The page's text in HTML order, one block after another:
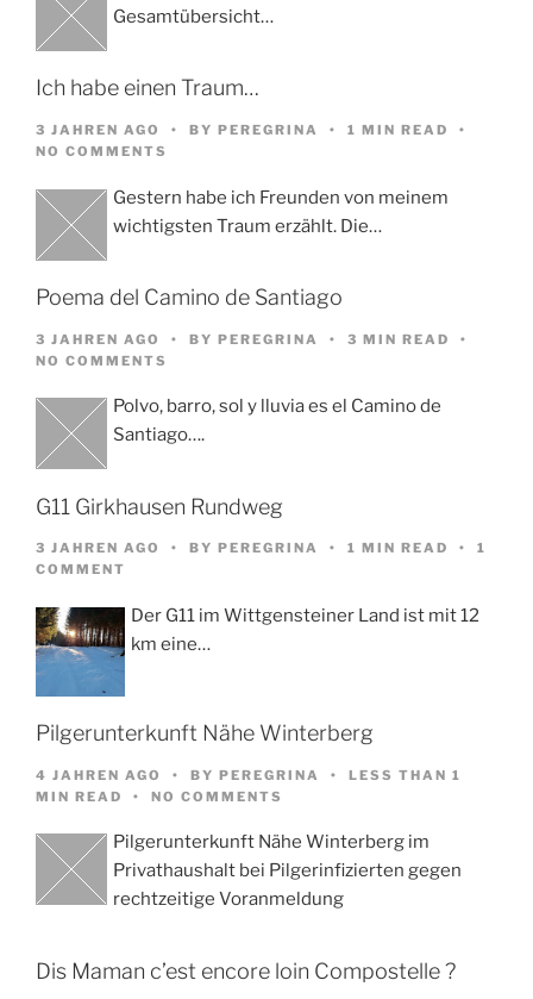
Gesamtübersicht…
Ich habe einen Traum…
3 JAHREN AGO BY PEREGRINA
1 MIN READ
NO COMMENTS
Gestern habe ich Freunden von meinem
wichtigsten Traum erzählt. Die…
Poema del Camino de Santiago
3 JAHREN AGO BY PEREGRINA
3 MIN READ
NO COMMENTS
Polvo, barro, sol y lluvia es el Camino de
Santiago….
G11 Girkhausen Rundweg
3 JAHREN AGO BY PEREGRINA 1 MIN READ
1
COMMENT
Der G11 im Wittgensteiner Land ist mit 12
km eine…
Pilgerunterkunft Nähe Winterberg
4 JAHREN AGO BY PEREGRINA
LESS THAN 1
MIN READ
NO COMMENTS
Pilgerunterkunft Nähe Winterberg im
Privathaushalt bei Pilgerinfizierten gegen
rechtzeitige Voranmeldung
Dis Maman c’est encore loin Compostelle ?